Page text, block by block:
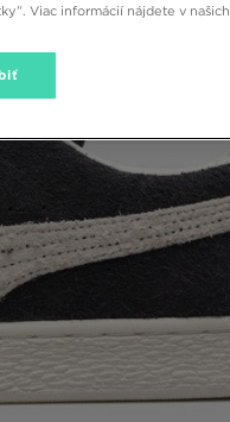
Viac informácií nájdete v našich